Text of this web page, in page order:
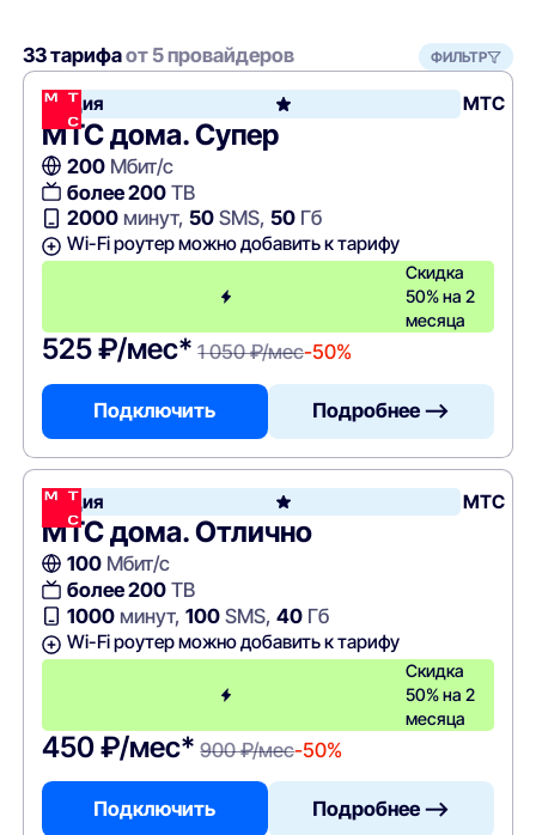
33 тарифаот 5 провайдеров ФИЛЬТР
Акция МТС
МТС дома. Супер
200Мбит/с
более 200ТВ
2000минут, 50SMS, 50Гб
Wi-Fi роутер можно добавить к тарифу
Скидка
50% на 2
месяца
525 ₽/мес* 1 050 ₽/мес-50%
Подключить Подробнее —>
Акция МТС
МТС дома. Отлично
100Мбит/с
более 200ТВ
1000минут, 100SMS, 40Гб
Wi-Fi роутер можно добавить к тарифу
Скидка
50% на 2
месяца
450 ₽/мес* 900 ₽/мес-50%
Подключить Подробнее —>